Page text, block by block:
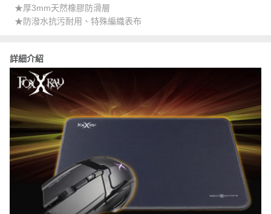
★厚3mm天然橡膠防滑層
★防潑水抗污耐用、特殊編織表布
詳細介紹